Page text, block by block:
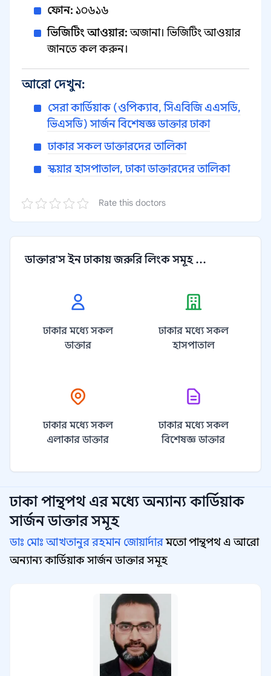
ফোন: ১০৬১৬
ভিজিটিং আওয়ার:অজানা। ভিজিটিং আওয়ার
জানতে কল করুন।
আরো দেখুন:
সেরা কার্ডিয়াক (ওপিক্যাব, সিএবিজি এএসডি,
ভিএসডি) সার্জন বিশেষজ্ঞ ডাক্তার ঢাকা
ঢাকার সকল ডাক্তারদের তালিকা
স্কয়ার হাসপাতাল, ঢাকা ডাক্তারদের তালিকা
Rate this doctors
ডাক্তার'স ইন ঢাকায় জরুরি লিংক সমূহ ...
ঢাকার মধ্যে সকল
ডাক্তার
ঢাকার মধ্যে সকল
হাসপাতাল
ঢাকার মধ্যে সকল
এলাকার ডাক্তার
ঢাকার মধ্যে সকল
বিশেষজ্ঞ ডাক্তার
ঢাকা পান্থপথ এর মধ্যে অন্যান্যকার্ডিয়াক
সার্জন ডাক্তার সমূহ
ডাঃ মোঃ আখতানুর রহমান জোয়ার্দারমতো পান্থপথ এ আরো
অন্যান্য কার্ডিয়াক সার্জন ডাক্তার সমূহ